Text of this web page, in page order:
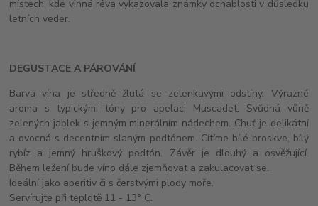
místech, kde vinná réva vykazovala známky ochablosti v důsledku
letních veder.
DEGUSTACE A PÁROVÁNÍ
Barva vína je středně žlutá se zelenkavými odstíny. Výrazné
aroma s typickými tóny pro apelaci Muscadet. Svůdná vůně
zelených jablek s jemným minerálním nádechem. Chuť je delikátní
a ovocná s decentním slaným podtónem. Cítíme bílé broskve, bílý
rybíz a jemný hruškový podtón. Závěr je dlouhý a osvěžující.
Během ležení bude víno dále zjemňovat a zakulacovat se.
Ideální jako aperitiv či s čerstvými plody moře.
Servírujte při teplotě 11 - 13° C.